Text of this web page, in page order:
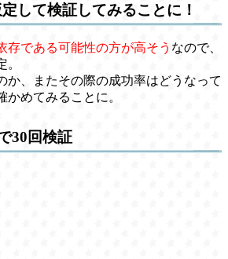
して検証してみることに！
存である可能性の方が高そう なので、
か、またその際の成功率はどうなって
かめてみることに。
30回検証